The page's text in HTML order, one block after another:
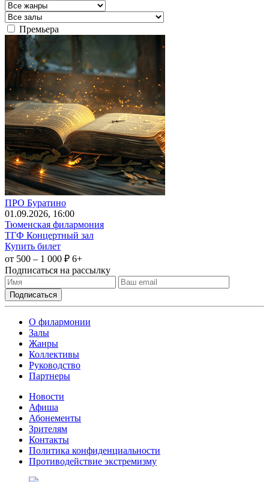
Премьера
ПРО Буратино
01 .09.2026, 16:00
Тюменская филармония
ТГФ Концертный зал
Купить билет
от 500 – 1 000 ₽ 6+
Подписаться на рассылку
О филармонии
Залы
Жанры
Коллективы
Руководство
Партнеры
Новости
Афиша
Абонементы
Зрителям
Контакты
Политика конфиденциальности
Противодействие экстремизму